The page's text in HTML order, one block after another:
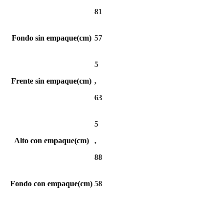
81
Fondo sin empaque(cm) 57
Frente sin empaque(cm)
5
,
63
Alto con empaque(cm)
5
,
88
Fondo con empaque(cm) 58